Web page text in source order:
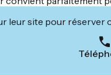
leur site pour réserver